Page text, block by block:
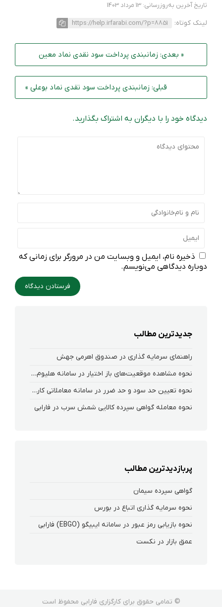
تاریخ آخرین به‌روزرسانی: 13 مرداد 1403
لینک کوتاه: https://help.irfarabi.com/?p=8851
« بعدی: زمانبندی پرداخت سود نقدی نماد معین
قبلی: زمانبندی پرداخت سود نقدی نماد بوعلی »
دیدگاه خود را با دیگران به اشتراک بگذارید.
ذخیره نام، ایمیل و وبسایت من در مرورگر برای زمانی که
دوباره دیدگاهی می‌نویسم.
جدیدترین مطالب
راهنمای سرمایه گذاری در صندوق اهرمی جهش
نحوه‌ مشاهده‌ موقعیت‌های باز اختیار در سامانه هلیوم و نکست
نحوه تعیین حد سود و حد ضرر در سامانه معاملاتی کارگزاری فارابی
نحوه معامله گواهی سپرده کالایی شمش سرب در فارابی
پربازدیدترین مطالب
گواهی سپرده سیمان
نحوه سرمایه گذاری اتباع در بورس
نحوه بازیابی رمز عبور در سامانه ایبیگو (EBGO) فارابی
عمق بازار در نکست
© تمامی حقوق برای کارگزاری فارابی محفوظ است